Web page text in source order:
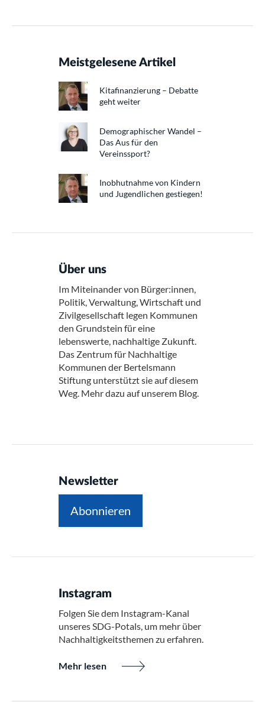
Meistgelesene Artikel
Kitafinanzierung – Debatte
geht weiter
Demographischer Wandel –
Das Aus für den
Vereinssport?
Inobhutnahme von Kindern
und Jugendlichen gestiegen!
Über uns
Im Miteinander von Bürger:innen,
Politik, Verwaltung, Wirtschaft und
Zivilgesellschaft legen Kommunen
den Grundstein für eine
lebenswerte, nachhaltige Zukunft.
Das Zentrum für Nachhaltige
Kommunen der Bertelsmann
Stiftung unterstützt sie auf diesem
Weg. Mehr dazu auf unserem Blog.
Newsletter
Abonnieren
Instagram
Folgen Sie dem Instagram-Kanal
unseres SDG-Potals, um mehr über
Nachhaltigkeitsthemen zu erfahren.
Mehr lesen